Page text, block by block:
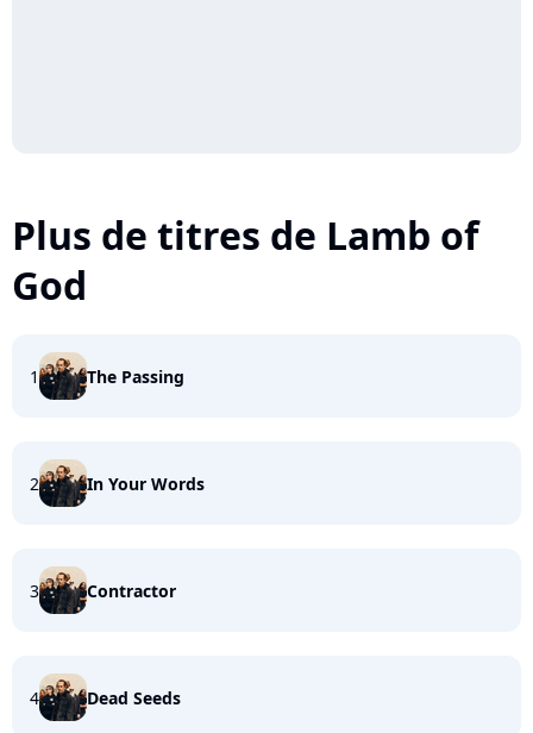
Plus de titres de Lamb of
God
1 The Passing
2 In Your Words
3 Contractor
4 Dead Seeds